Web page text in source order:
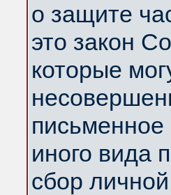
о защите
это закон
которые
письменное
иного вида
сбор